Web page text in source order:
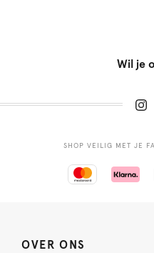
Wil je
SHOP VEILIG MET JE
OVER ONS